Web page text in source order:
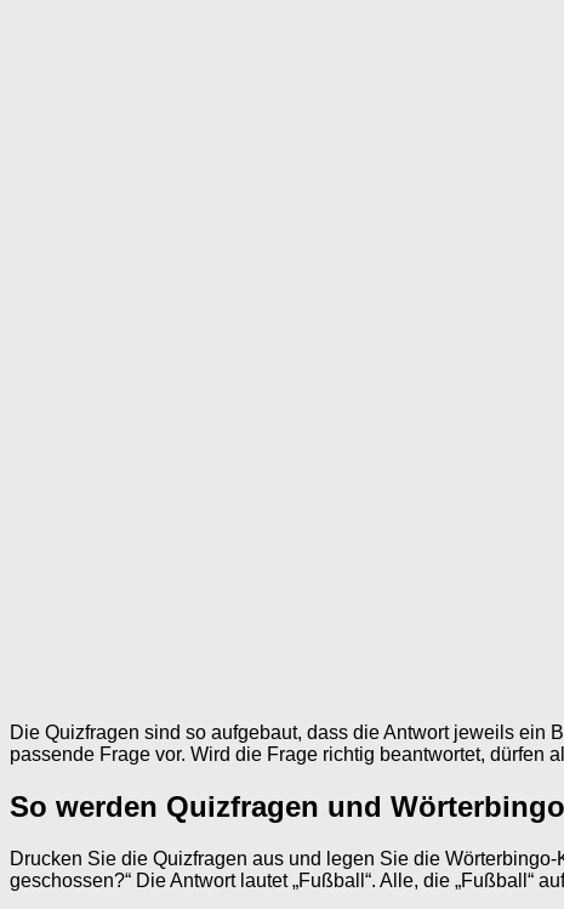
Die Quizfragen sind so aufgebaut, dass die Antwort jeweils ein
passende Frage vor. Wird die Frage richtig beantwortet, dürfen
So werden Quizfragen und
Drucken Sie die Quizfragen aus und legen Sie die
geschossen?“ Die Antwort lautet „Fußball“. Alle, die „Fußball“